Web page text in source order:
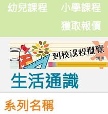
卓師到校課程概覽
幼兒課程 小學課程
獲取報價
生活通識
系列名稱